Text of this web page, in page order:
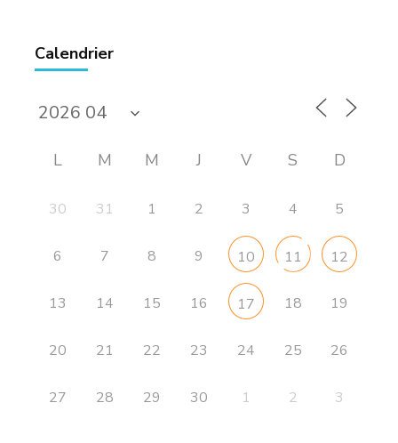
Calendrier
L M M J V S D
30 31 1 2 3 4 5
6 7 8 9 10 11 12
13 14 15 16 17 18 19
20 21 22 23 24 25 26
27 28 29 30 1 2 3